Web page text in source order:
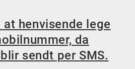
henvisende lege
da
sendt per SMS.